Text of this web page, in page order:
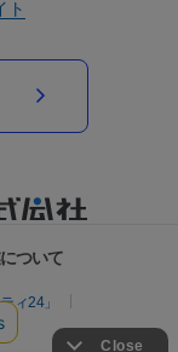
ト
ついて
ィ24」